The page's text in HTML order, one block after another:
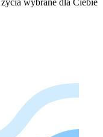
wybrane dla Ciebie